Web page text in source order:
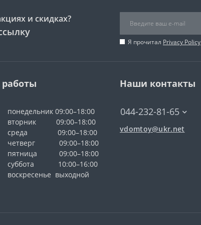
и скидках?
Я прочитал Privacy Policy
понедельник 09:00–18:00
вторник 09:00–18:00
среда 09:00–18:00
четверг 09:00–18:00
пятница 09:00–18:00
суббота 10:00–16:00
воскресенье выходной
Наши контакты
044-232-81-65
vdomtoy@ukr.net